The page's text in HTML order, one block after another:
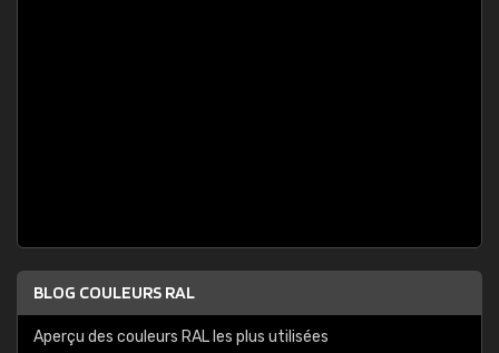
BLOG COULEURS RAL
Aperçu des couleurs RAL les plus utilisées